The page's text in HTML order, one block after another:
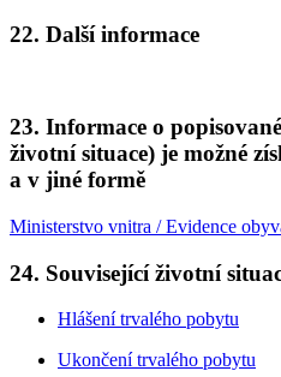
22. Další informace
23. Informace o
životní situace) je možné
a v jiné formě
Ministerstvo vnitra / Evidence
24. Související životní
Hlášení trvalého pobytu
Ukončení trvalého pobytu